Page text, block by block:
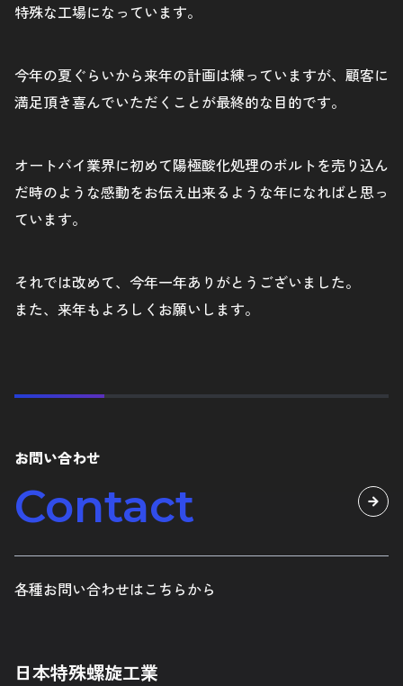
特殊な工場になっています。
今年の夏ぐらいから来年の計画は練っていますが、顧客に
満足頂き喜んでいただくことが最終的な目的です。
オートバイ業界に初めて陽極酸化処理のボルトを売り込ん
だ時のような感動をお伝え出来るような年になればと思っ
ています。
それでは改めて、今年一年ありがとうございました。
また、来年もよろしくお願いします。
お問い合わせ
Contact
各種お問い合わせはこちらから
日本特殊螺旋工業